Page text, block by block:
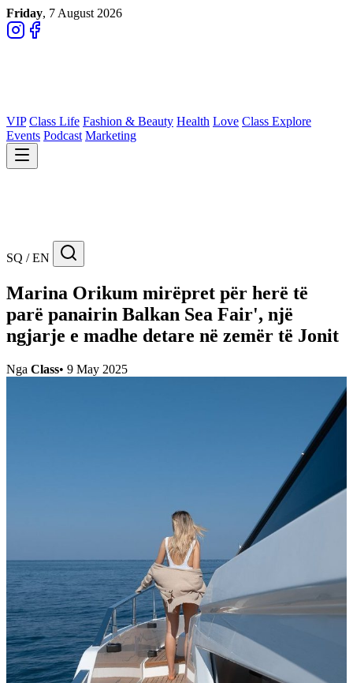
Friday, 7 August 2026
VIP Class Life Fashion & Beauty Health Love Class Explore
Events Podcast Marketing
SQ / EN
Marina Orikum mirëpret për herë të
parë panairin Balkan Sea Fair', një
ngjarje e madhe detare në zemër të Jonit
Nga Class• 9 May 2025